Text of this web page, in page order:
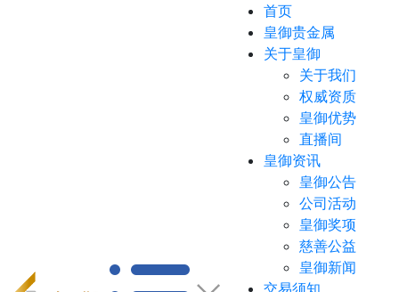
首页
皇御贵金属
关于皇御
关于我们
权威资质
皇御优势
直播间
皇御资讯
皇御公告
公司活动
皇御奖项
慈善公益
皇御新闻
交易须知